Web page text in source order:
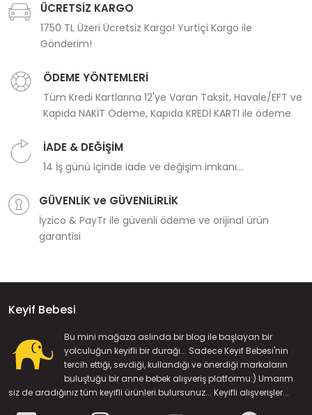
ÜCRETSİZ KARGO
1750 TL Üzeri Ücretsiz Kargo! Yurtiçi Kargo ile
Gönderim!
ÖDEME YÖNTEMLERİ
Tüm Kredi Kartlarına 12'ye Varan Taksit, Havale/EFT ve
Kapıda NAKİT Ödeme, Kapıda KREDİ KARTI ile ödeme
İADE & DEĞİŞİM
14 İş günü içinde iade ve değişim imkanı...
GÜVENLİK ve GÜVENİLİRLİK
İyzico & PayTr ile güvenli ödeme ve orijinal ürün
garantisi
Keyif Bebesi
Bu mini mağaza aslında bir blog ile başlayan bir
yolculuğun keyifli bir durağı... Sadece Keyif Bebesi'nin
tercih ettiği, sevdiği, kullandığı ve önerdiği markaların
buluştuğu bir anne bebek alışveriş platformu:) Umarım
siz de aradığınız tüm keyifli ürünleri bulursunuz... Keyifli alışverişler...